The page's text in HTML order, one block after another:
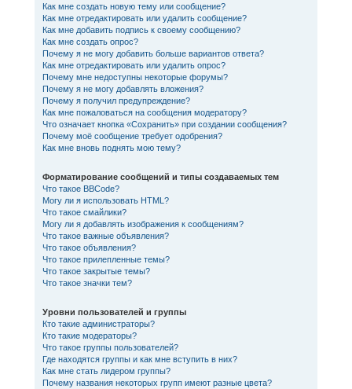
Как мне создать новую тему или сообщение?
Как мне отредактировать или удалить сообщение?
Как мне добавить подпись к своему сообщению?
Как мне создать опрос?
Почему я не могу добавить больше вариантов ответа?
Как мне отредактировать или удалить опрос?
Почему мне недоступны некоторые форумы?
Почему я не могу добавлять вложения?
Почему я получил предупреждение?
Как мне пожаловаться на сообщения модератору?
Что означает кнопка «Сохранить» при создании сообщения?
Почему моё сообщение требует одобрения?
Как мне вновь поднять мою тему?
Форматирование сообщений и типы создаваемых тем
Что такое BBCode?
Могу ли я использовать HTML?
Что такое смайлики?
Могу ли я добавлять изображения к сообщениям?
Что такое важные объявления?
Что такое объявления?
Что такое прилепленные темы?
Что такое закрытые темы?
Что такое значки тем?
Уровни пользователей и группы
Кто такие администраторы?
Кто такие модераторы?
Что такое группы пользователей?
Где находятся группы и как мне вступить в них?
Как мне стать лидером группы?
Почему названия некоторых групп имеют разные цвета?